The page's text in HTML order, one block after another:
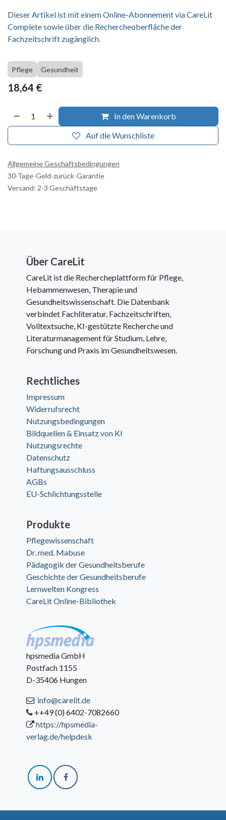
Dieser Artikel ist mit einem Online-Abonnement via CareLit
Complete sowie über die Rechercheoberfläche der
Fachzeitschrift zugänglich.
Pflege Gesundheit
18,64 €
In den Warenkorb
Auf die Wunschliste
Allgemeine Geschäftsbedingungen
30-Tage-Geld-zurück-Garantie
Versand: 2-3 Geschäftstage
Über CareLit
CareLit ist die Rechercheplattform für Pflege,
Hebammenwesen, Therapie und
Gesundheitswissenschaft. Die Datenbank
verbindet Fachliteratur, Fachzeitschriften,
Volltextsuche, KI-gestützte Recherche und
Literaturmanagement für Studium, Lehre,
Forschung und Praxis im Gesundheitswesen.
Rechtliches
Impressum
Widerrufsrecht
Nutzungsbedingungen
Bildquellen & Einsatz von KI
Nutzungsrechte
Datenschutz
Haftungsausschluss
AGBs
EU-Schlichtungsstelle
Produkte
Pflegewissenschaft
Dr. med. Mabuse
Pädagogik der Gesundheitsberufe
Geschichte der Gesundheitsberufe
Lernwelten Kongress
CareLit Online-Bibliothek
hpsmedia GmbH
Postfach 1155
D-35406 Hungen
info@carelit.de
++49 (0) 6402-7082660
https://hpsmedia-
verlag.de/helpdesk